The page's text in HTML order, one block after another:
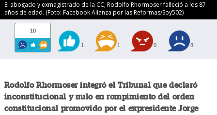
El abogado y exmagistrado de la CC, Rodolfo Rhormoser falleció a los 87
años de edad. (Foto: Facebook Alianza por las Reformas/Soy502)
10
1 1 0 8
Rodolfo Rhormoser integró el Tribunal que declaró
inconstitucional y nulo en rompimiento del orden
constitucional promovido por el expresidente Jorge